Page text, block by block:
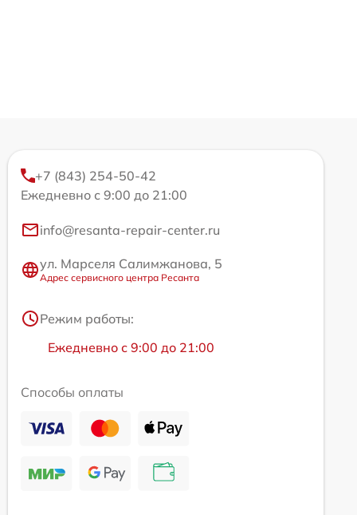
+7 (843) 254-50-42
Ежедневно с 9:00 до 21:00
info@resanta-repair-center.ru
ул. Марселя Салимжанова, 5
Адрес сервисного центра Ресанта
Режим работы:
Ежедневно с 9:00 до 21:00
Способы оплаты